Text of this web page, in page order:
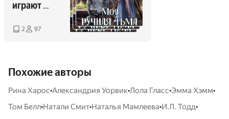
играют
2 97
Похожие авторы
Рина Харос•Александрия Уорвик•Лола Гласс•Эмма Хэмм•
Том Белл•Натали Смит•Наталья Мамлеева•И.Л. Тодд•